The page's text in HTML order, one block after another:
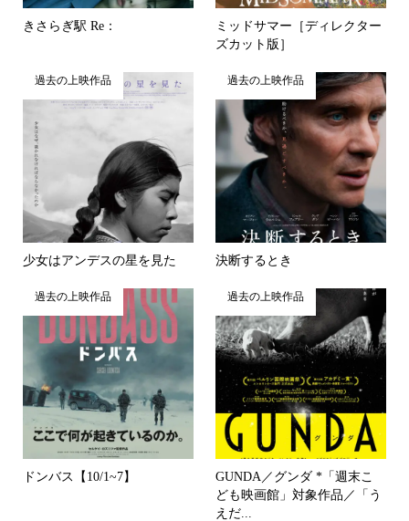
きさらぎ駅 Re：
ミッドサマー［ディレクター
ズカット版］
過去の上映作品
少女はアンデスの星を見た
過去の上映作品
決断するとき
過去の上映作品
ドンバス【10/1~7】
過去の上映作品
GUNDA／グンダ *「週末こ
ども映画館」対象作品／「う
えだ...